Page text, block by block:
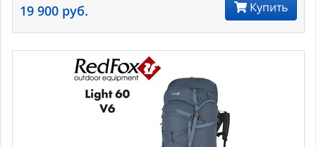
19 900 руб. Купить